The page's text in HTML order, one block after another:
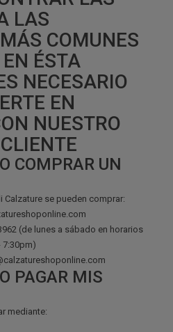
LAS
COMUNES
ÉSTA
NECESARIO
EN
NUESTRO
COMPRAR UN
se pueden comprar:
(de lunes a sábado en horarios
7:30pm)
PAGAR MIS
mediante: